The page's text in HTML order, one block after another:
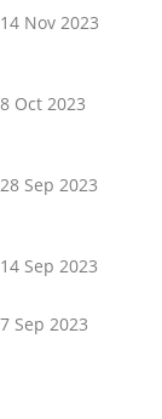
14 Nov 2023
8 Oct 2023
28 Sep 2023
14 Sep 2023
7 Sep 2023